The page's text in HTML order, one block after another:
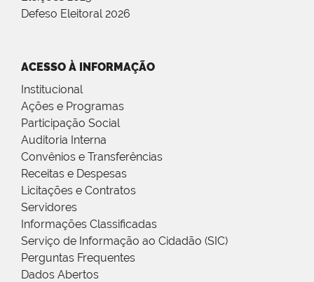
Defeso Eleitoral 2026
ACESSO À INFORMAÇÃO
Institucional
Ações e Programas
Participação Social
Auditoria Interna
Convênios e Transferências
Receitas e Despesas
Licitações e Contratos
Servidores
Informações Classificadas
Serviço de Informação ao Cidadão (SIC)
Perguntas Frequentes
Dados Abertos